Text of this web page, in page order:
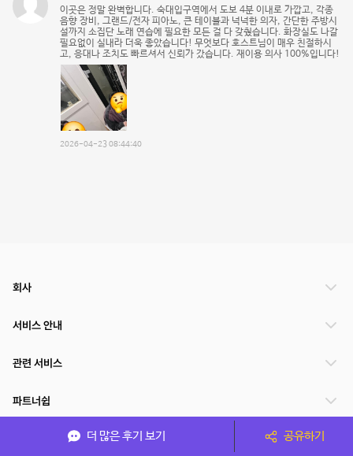
이곳은 정말 완벽합니다. 숙대입구역에서 도보 4분 이내로 가깝고, 각종
음향 장비, 그랜드/전자 피아노, 큰 테이블과 넉넉한 의자, 간단한 주방시
설까지 소집단 노래 연습에 필요한 모든 걸 다 갖췄습니다. 화장실도 나갈
필요없이 실내라 더욱 좋았습니다! 무엇보다 호스트님이 매우 친절하시
고, 응대나 조치도 빠르셔서 신뢰가 갔습니다. 재이용 의사 100%입니다!
2026-04-23 08:44:40
더 많은 후기 보기 공유하기
회사
서비스 안내
관련 서비스
파트너쉽
서비스 제공 국가